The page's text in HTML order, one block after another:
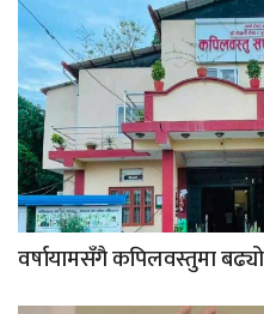
वर्षायामसँगै कपिलवस्तुमा